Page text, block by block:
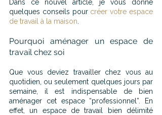
Dans ce nouvel article, je vous donne
quelques conseils pour créer votre espace
de travail à la maison
Pourquoi aménager un espace de
travail chez soi
Que vous deviez travailler chez vous au
quotidien, ou seulement quelques jours par
semaine, il est indispensable de bien
aménager cet espace “professionnel”. En
effet, un espace de travail bien délimité